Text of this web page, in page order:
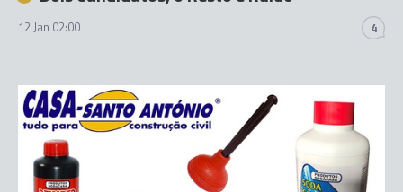
12 Jan 02:00 4